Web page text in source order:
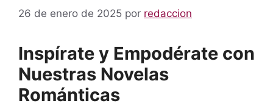
26 de enero de 2025 por redaccion
Inspírate y Empodérate con
Nuestras Novelas
Románticas